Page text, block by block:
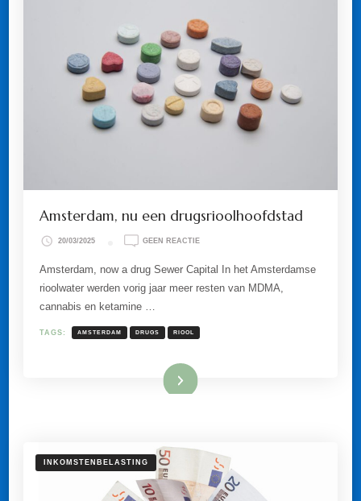
Amsterdam, nu een drugsrioolhoofdstad
20/03/2025 GEEN REACTIEOP
NU
EEN
DRUGSRIOOLHOOFDSTAD
Amsterdam, now a drug Sewer Capital In het Amsterdamse
rioolwater werden vorig jaar meer resten van MDMA,
cannabis en ketamine …
TAGS: AMSTERDAM DRUGS RIOOL
Lees meer
INKOMSTENBELASTING